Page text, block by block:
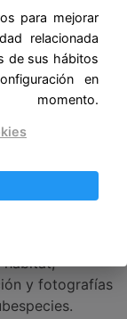
lupus
aquí al mítico
hábitat,
y fotografías
para mejorar
relacionada
de sus hábitos
en